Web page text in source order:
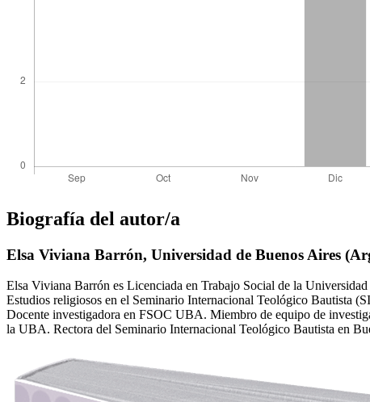
Biografía del autor/a
Elsa Viviana Barrón, Universidad de Buenos Aires
Elsa Viviana Barrón es Licenciada en Trabajo Social de la
Estudios religiosos en el Seminario Internacional Teológico Bautista
Docente investigadora en FSOC UBA. Miembro de equipo de
la UBA. Rectora del Seminario Internacional Teológico Bautista en